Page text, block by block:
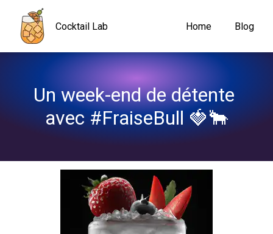
Cocktail Lab Home Blog
Un week-end de détente
avec #FraiseBull 🍓🐂
Navigated to Un week-end de détente avec #FraiseBull 🍓🐂